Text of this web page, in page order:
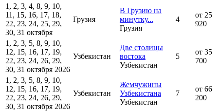
1, 2, 3, 4, 8, 9, 10,
11, 15, 16, 17, 18,
22, 23, 24, 25, 29,
30, 31 октября
Грузия
В Грузию на
минутку...
Грузия
4
от 25
920
1, 2, 3, 5, 8, 9, 10,
12, 15, 16, 17, 19,
22, 23, 24, 26, 29,
30, 31 октября 2026
Узбекистан
Две столицы
востока
Узбекистан
5
от 35
700
1, 2, 3, 5, 8, 9, 10,
12, 15, 16, 17, 19,
22, 23, 24, 26, 29,
30, 31 октября 2026
Узбекистан
Жемчужины
Узбекистана
Узбекистан
7
от 66
200